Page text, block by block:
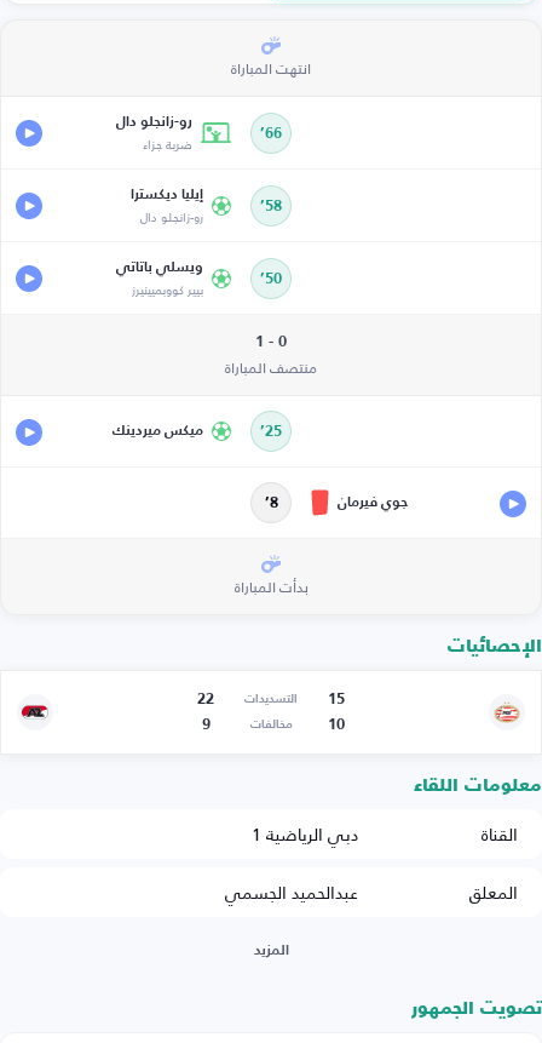
انتهت المباراة
66’
رو-زانجلو دال
ضربة جزاء
58’
إيليا ديكسترا
رو-زانجلو دال
50’
ويسلي باتاتي
بيير كووبميينيرز
0 - 1
منتصف المباراة
25’ ميكس ميردينك
جوي فيرمان 8’
بدأت المباراة
الإحصائيات
15 التسديدات
22
10
مخالفات 9
معلومات اللقاء
القناة
دبي الرياضية 1
المعلق
عبدالحميد الجسمي
المزيد
تصويت الجمهور